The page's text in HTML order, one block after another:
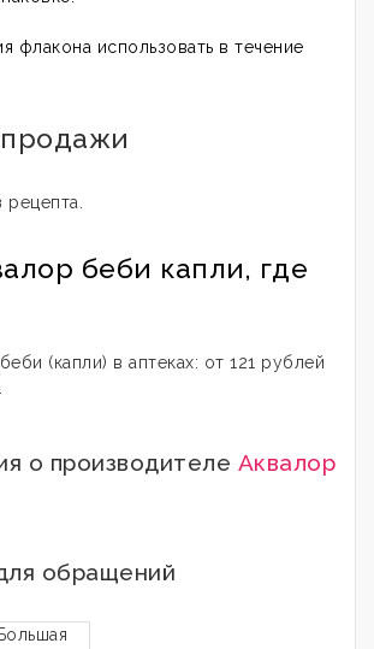
флакона использовать в течение
рецепта.
беби капли, где
(капли) в аптеках: от 121 рублей
о производителе Аквалор
обращений